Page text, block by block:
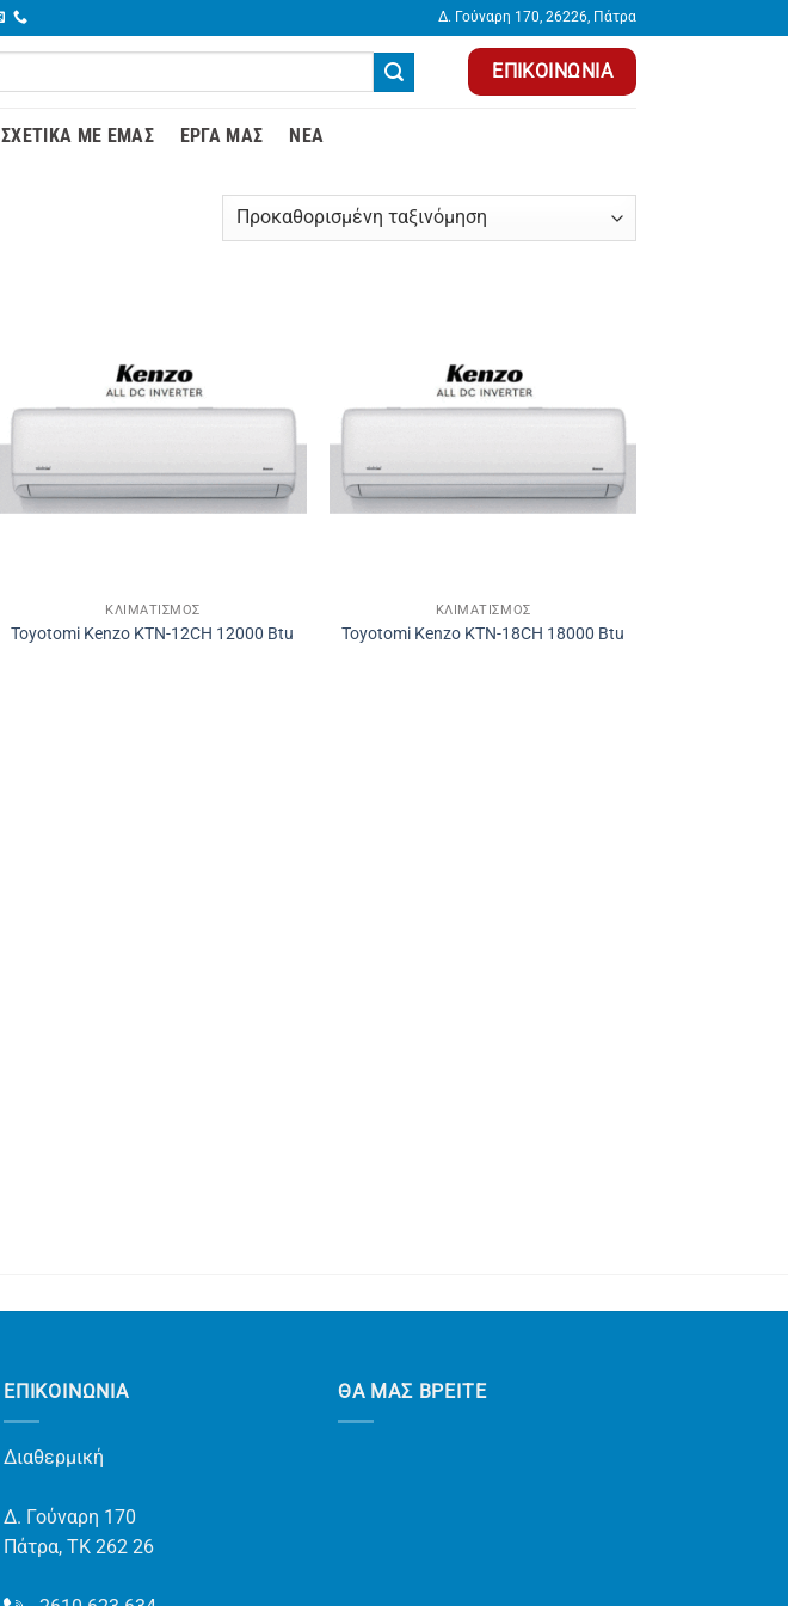
Δ. Γούναρη 170, 26226, Πάτρα
ΕΠΙΚΟΙΝΩΝΊΑ
ΣΧΕΤΙΚΆ ΜΕ ΕΜΆΣ ΈΡΓΑ ΜΑΣ ΝΈΑ
ΚΛΙΜΑΤΙΣΜΌΣ
Toyotomi Kenzo KTN-12CH 12000 Btu
ΚΛΙΜΑΤΙΣΜΌΣ
Toyotomi Kenzo KTN-18CH 18000 Btu
ΕΠΙΚΟΙΝΩΝΊΑ
Διαθερμική
Δ. Γούναρη 170
Πάτρα, TK 262 26
ΘΑ ΜΑΣ ΒΡΕΙΤΕ